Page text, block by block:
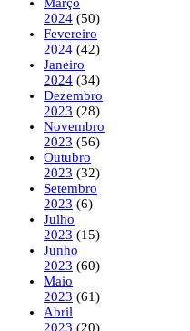
2024 (50)
Fevereiro
2024 (42)
Janeiro
2024 (34)
Dezembro
2023 (28)
Novembro
2023 (56)
Outubro
2023 (32)
Setembro
2023 (6)
Julho
2023 (15)
Junho
2023 (60)
Maio
2023 (61)
Abril
2023 (20)